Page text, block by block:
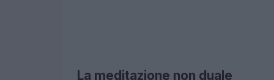
La meditazione non duale